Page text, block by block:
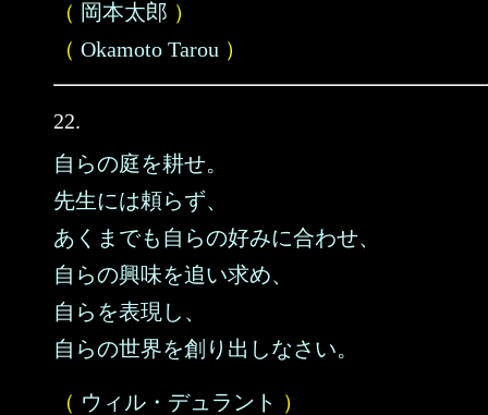
（ 岡本太郎 ）
（ Okamoto Tarou ）
22.
自らの庭を耕せ。
先生には頼らず、
あくまでも自らの好みに合わせ、
自らの興味を追い求め、
自らを表現し、
自らの世界を創り出しなさい。
（ ウィル・デュラント ）